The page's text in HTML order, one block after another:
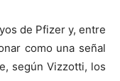
de Pfizer y, entre
como una señal
según Vizzotti, los